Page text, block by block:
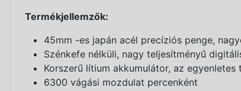
Termékjellemzők:
45mm -es japán acél precíziós penge,
Szénkefe nélküli, nagy teljesítményű
Korszerű lítium akkumulátor, az egyenletes
6300 vágási mozdulat percenként